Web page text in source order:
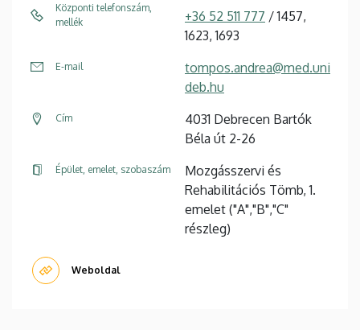
Központi telefonszám,
mellék
+36 52 511 777 / 1457,
1623, 1693
E-mail
tompos.andrea@med.uni
deb.hu
Cím
4031 Debrecen Bartók
Béla út 2-26
Épület, emelet, szobaszám
Mozgásszervi és
Rehabilitációs Tömb, 1.
emelet ("A","B","C"
részleg)
Weboldal